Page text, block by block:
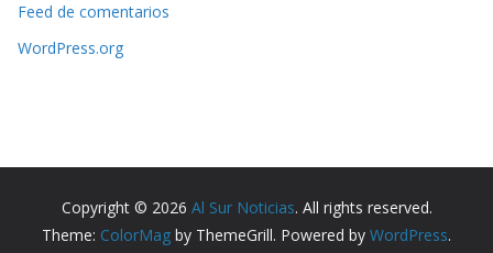
Feed de comentarios
WordPress.org
Copyright © 2026 Al Sur Noticias. All rights reserved.
Theme: ColorMag by ThemeGrill. Powered by WordPress.